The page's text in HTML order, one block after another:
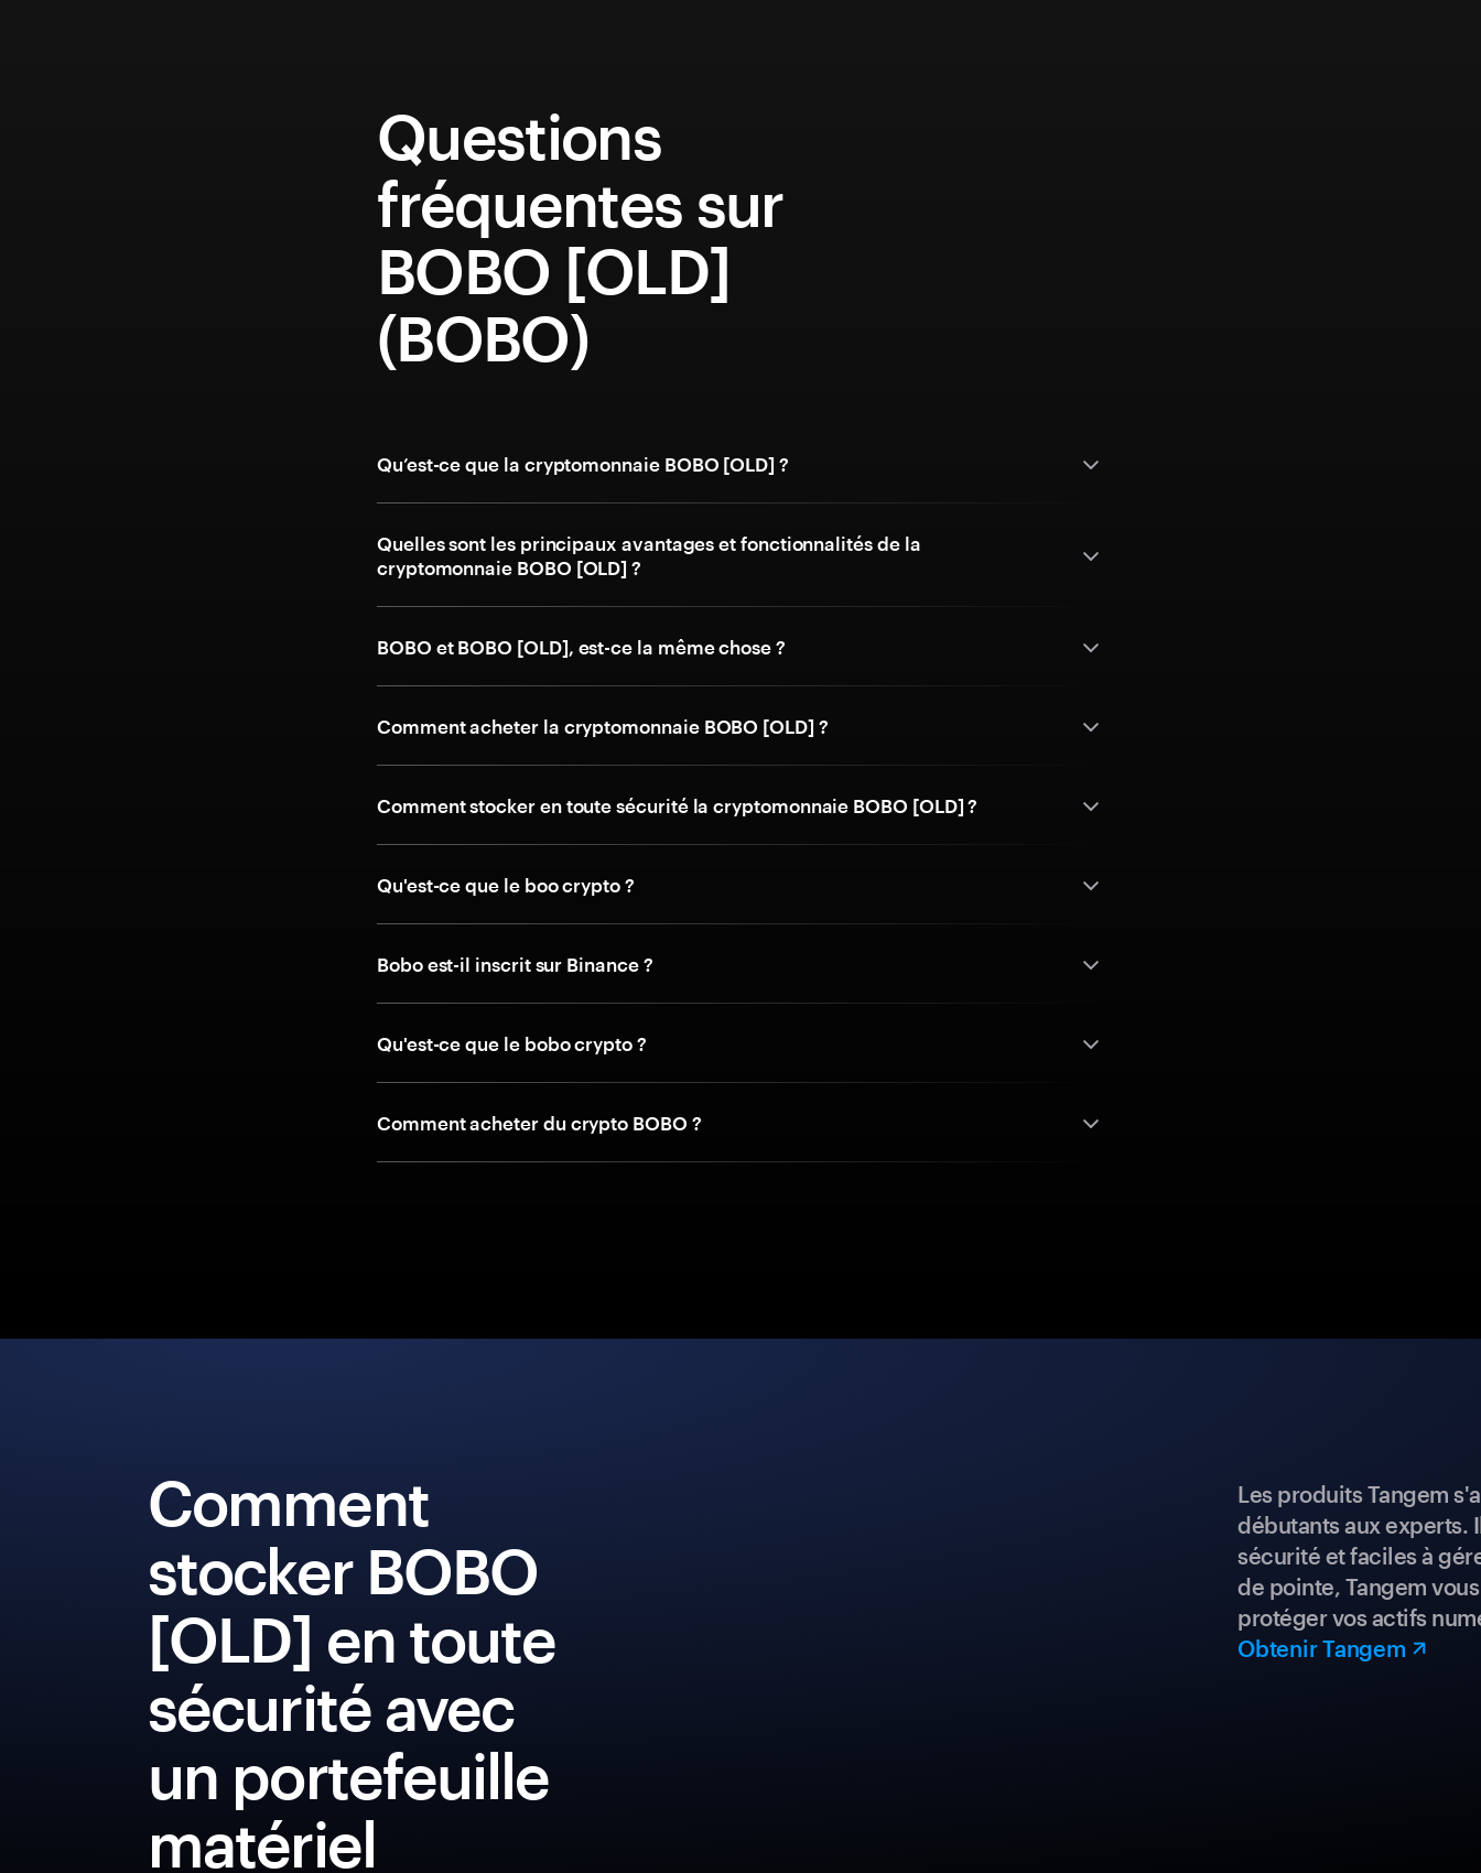
Questions
fréquentes sur
BOBO [OLD]
(BOBO)
Qu’est-ce que la cryptomonnaie BOBO [OLD] ?
Quelles sont les principaux avantages et fonctionnalités de la
cryptomonnaie BOBO [OLD] ?
BOBO et BOBO [OLD], est-ce la même chose ?
Comment acheter la cryptomonnaie BOBO [OLD] ?
Comment stocker en toute sécurité la cryptomonnaie BOBO [OLD] ?
Qu'est-ce que le boo crypto ?
Bobo est-il inscrit sur Binance ?
Qu'est-ce que le bobo crypto ?
Comment acheter du crypto BOBO ?
Comment
stocker BOBO
[OLD] en toute
sécurité avec
un portefeuille
matériel
Les produits Tangem
débutants aux experts.
sécurité et faciles à
de pointe, Tangem
protéger vos actifs
Obtenir Tangem